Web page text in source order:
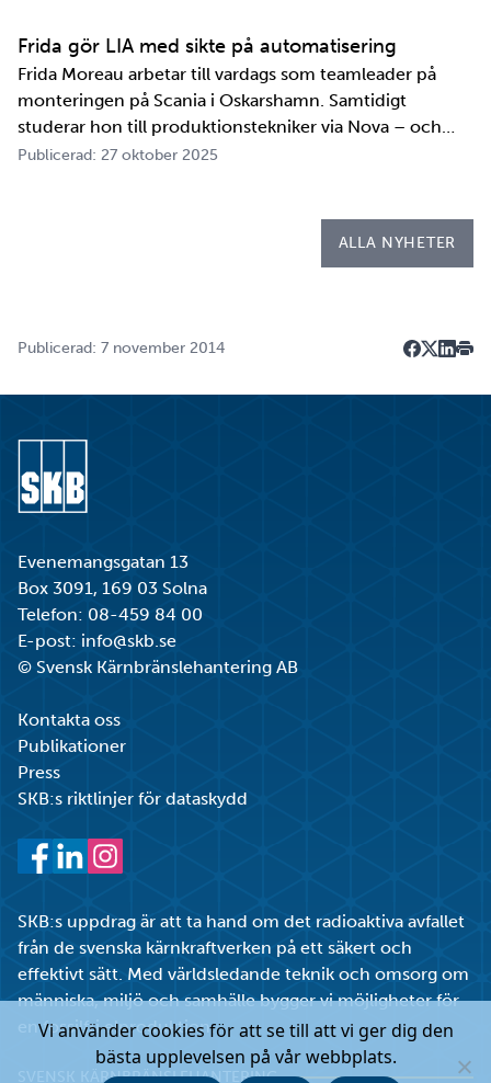
tester och utbildningar. Redan 2008 i…
Frida gör LIA med sikte på automatisering
Frida Moreau arbetar till vardags som teamleader på
monteringen på Scania i Oskarshamn. Samtidigt
studerar hon till produktionstekniker via Nova – och
under tio veckor i höst gör hon både sin praktik, även
Publicerad: 27 oktober 2025
ALLA NYHETER
Publicerad: 7 november 2014
Evenemangsgatan 13
Box 3091, 169 03 Solna
Telefon: 08-459 84 00
E-post: info@skb.se
© Svensk Kärnbränslehantering AB
Kontakta oss
Publikationer
Press
SKB:s riktlinjer för dataskydd
SKB:s uppdrag är att ta hand om det radioaktiva avfallet
från de svenska kärnkraftverken på ett säkert och
effektivt sätt. Med världsledande teknik och omsorg om
människa, miljö och samhälle bygger vi möjligheter för
en fossilfri elproduktion.
SVENSK KÄRNBRÄNSLEHANTERING
Vi använder cookies för att se till att vi ger dig den
bästa upplevelsen på vår webbplats.